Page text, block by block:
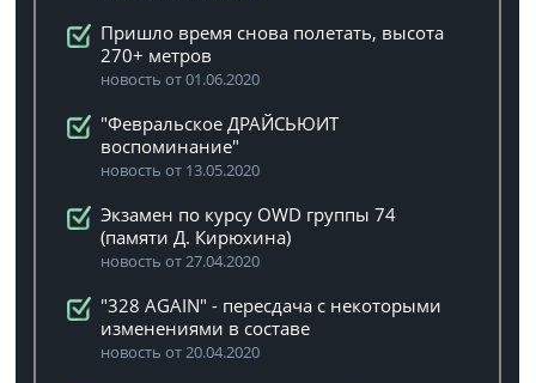
Пришло время снова полетать, высота
270+ метров
новость от 01.06.2020
"Февральское ДРАЙСЬЮИТ
воспоминание"
новость от 13.05.2020
Экзамен по курсу OWD группы 74
(памяти Д. Кирюхина)
новость от 27.04.2020
"328 AGAIN" - пересдача с некоторыми
изменениями в составе
новость от 20.04.2020